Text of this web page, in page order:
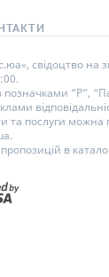
свідоцтво на
“Р”,
послуги
в